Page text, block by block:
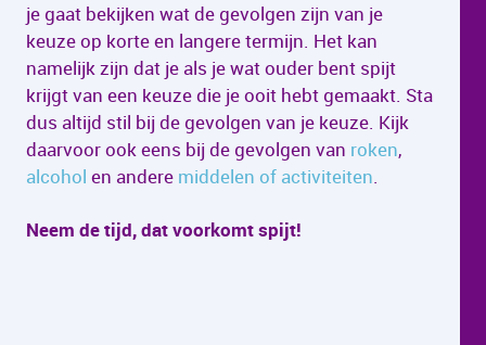
je gaat bekijken wat de gevolgen zijn van je
keuze op korte en langere termijn. Het kan
namelijk zijn dat je als je wat ouder bent spijt
krijgt van een keuze die je ooit hebt gemaakt. Sta
dus altijd stil bij de gevolgen van je keuze. Kijk
daarvoor ook eens bij de gevolgen van roken,
alcohol en andere middelen of activiteiten.
Neem de tijd, dat voorkomt spijt!